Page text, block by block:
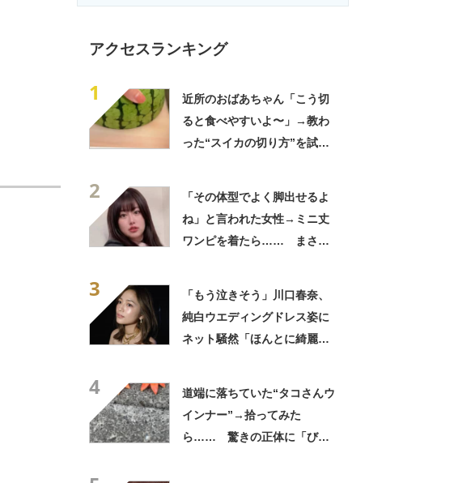
アクセスランキング
1
近所のおばあちゃん「こう切
ると食べやすいよ〜」→教わ
った“スイカの切り方”を試し
2
「その体型でよく脚出せるよ
ね」と言われた女性→ミニ丈
ワンピを着たら…… まさか
3
「もう泣きそう」川口春奈、
純白ウエディングドレス姿に
ネット騒然「ほんとに綺麗」
4
道端に落ちていた“タコさんウ
インナー”→拾ってみた
ら…… 驚きの正体に「びっ